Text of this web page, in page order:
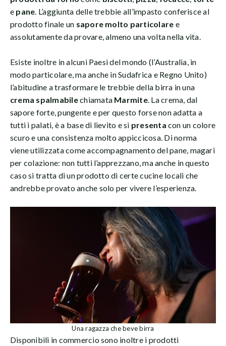
e pane. L’aggiunta delle trebbie all’impasto conferisce al
prodotto finale un sapore molto particolare e
assolutamente da provare, almeno una volta nella vita.
Esiste inoltre in alcuni Paesi del mondo (l’Australia, in
modo particolare, ma anche in Sudafrica e Regno Unito)
l’abitudine a trasformare le trebbie della birra in una
crema spalmabilechiamata Marmite. La crema, dal
sapore forte, pungente e per questo forse non adatta a
tutti i palati, è a base di lievito e si presenta con un colore
scuro e una consistenza molto appiccicosa. Di norma
viene utilizzata come accompagnamento del pane, magari
per colazione: non tutti l’apprezzano, ma anche in questo
caso si tratta di un prodotto di certe cucine locali che
andrebbe provato anche solo per vivere l’esperienza.
Una ragazza che beve birra
Disponibili in commercio sono inoltre i prodotti